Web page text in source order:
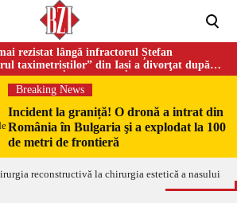
rezistat lângă infractorul Ștefan
taximetriștilor” din Iași a divorţat după
Breaking News
Incident la graniță! O dronă a intrat din
România în Bulgaria şi a explodat la 100
de metri de frontieră